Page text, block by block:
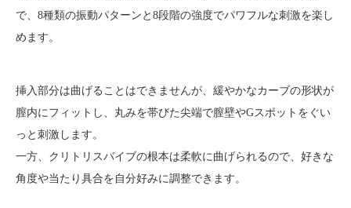
で、8種類の振動パターンと8段階の強度でパワフルな刺激を楽し
めます。
挿入部分は曲げることはできませんが、緩やかなカーブの形状が
膣内にフィットし、丸みを帯びた尖端で膣壁やGスポットをぐい
っと刺激します。
一方、クリトリスバイブの根本は柔軟に曲げられるので、好きな
角度や当たり具合を自分好みに調整できます。